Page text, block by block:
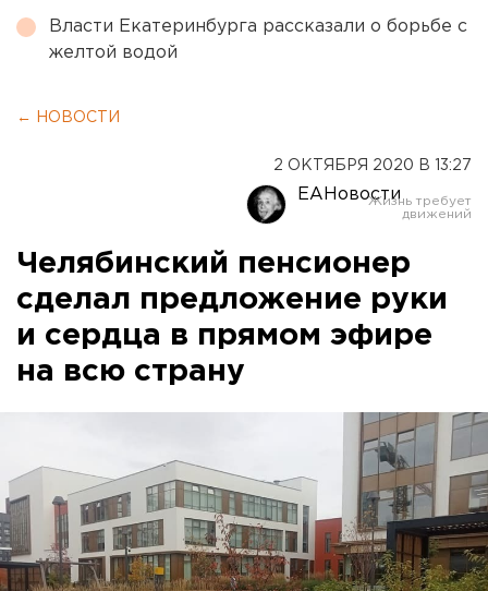
Власти Екатеринбурга рассказали о борьбе с
желтой водой
← НОВОСТИ
2 ОКТЯБРЯ 2020 В 13:27
ЕАНовости
Челябинский пенсионер
сделал предложение руки
и сердца в прямом эфире
на всю страну